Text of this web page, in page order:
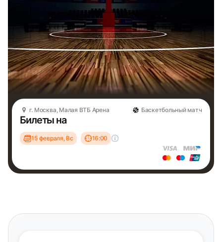
г. Москва, Малая ВТБ Арена Баскетбольный матч
Билеты на
15 февраля, Вс 16:00